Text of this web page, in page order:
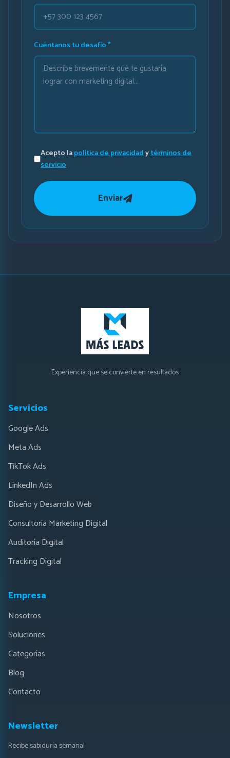
Cuéntanos tu desafío *
Acepto lapolítica de privacidadytérminos de
servicio
Enviar
Experiencia que se convierte en resultados
Servicios
Google Ads
Meta Ads
TikTok Ads
LinkedIn Ads
Diseño y Desarrollo Web
Consultoría Marketing Digital
Auditoría Digital
Tracking Digital
Empresa
Nosotros
Soluciones
Categorías
Blog
Contacto
Newsletter
Recibe sabiduría semanal